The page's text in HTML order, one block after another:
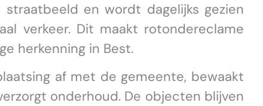
en wordt dagelijks gezien
verkeer. Dit maakt rotondereclame
herkenning in Best.
af met de gemeente, bewaakt
onderhoud. De objecten blijven